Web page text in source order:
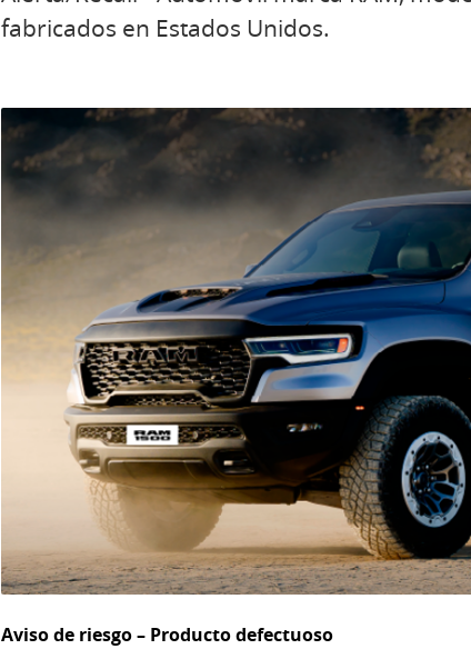
fabricados en Estados Unidos.
Aviso de riesgo – Producto defectuoso